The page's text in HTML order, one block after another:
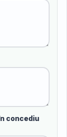
concediu